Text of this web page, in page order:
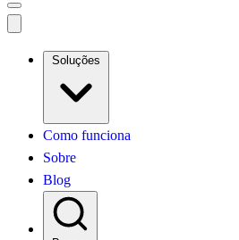
Como funciona
Sobre
Blog